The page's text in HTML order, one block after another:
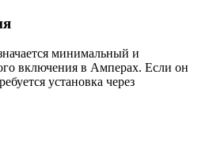
минимальный и
включения в Амперах. Если он
установка через